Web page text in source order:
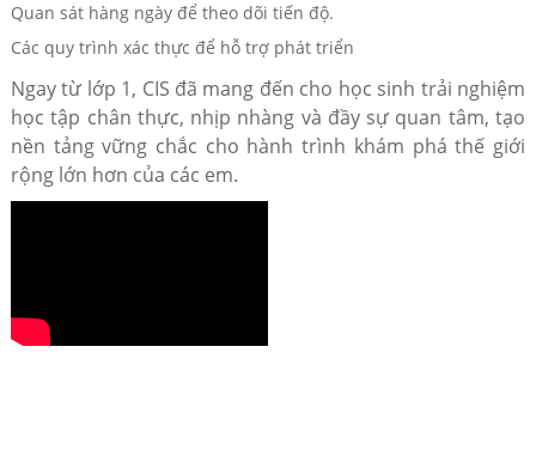
Quan sát hàng ngày để theo dõi tiến độ.
Các quy trình xác thực để hỗ trợ phát triển
Ngay từ lớp 1, CIS đã mang đến cho học sinh trải nghiệm
học tập chân thực, nhịp nhàng và đầy sự quan tâm, tạo
nền tảng vững chắc cho hành trình khám phá thế giới
rộng lớn hơn của các em.